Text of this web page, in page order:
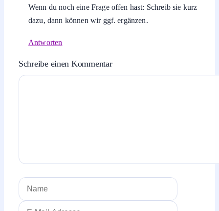
Wenn du noch eine Frage offen hast: Schreib sie kurz
dazu, dann können wir ggf. ergänzen.
Antworten
Schreibe einen Kommentar
Kommentar
Name
E-
Mail-
Website